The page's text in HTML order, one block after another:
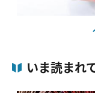
いま読まれ